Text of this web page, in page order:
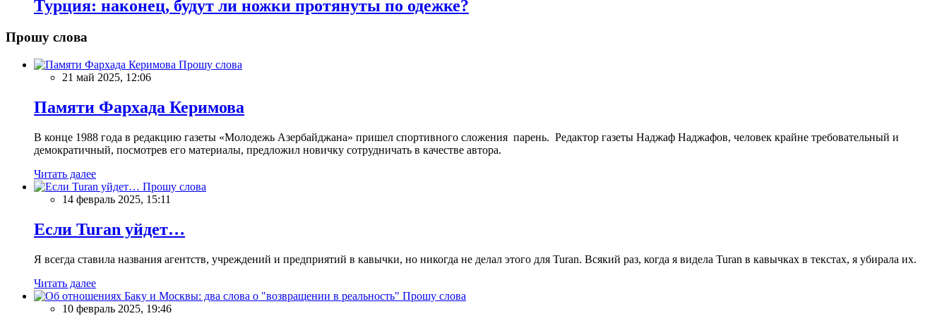
Турция: наконец, будут ли ножки протянуты по одежке?
Прошу слова
Прошу слова
21 май 2025, 12:06
Памяти Фархада Керимова
В конце 1988 года в редакцию газеты «Молодежь Азербайджана» пришел спортивного сложения парень. Редактор газеты Наджаф Наджафов, человек крайне требовательный и
демократичный, посмотрев его материалы, предложил новичку сотрудничать в качестве автора.
Читать далее
Прошу слова
14 февраль 2025, 15:11
Если Turan уйдет…
Я всегда ставила названия агентств, учреждений и предприятий в кавычки, но никогда не делал этого для Turan. Всякий раз, когда я видела Turan в кавычках в текстах, я убирала их.
Читать далее
Прошу слова
10 февраль 2025, 19:46